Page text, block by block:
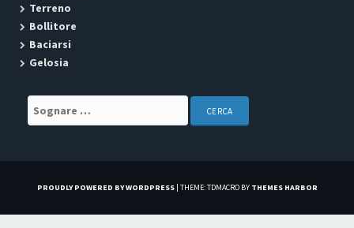
Terreno
Bollitore
Baciarsi
Gelosia
Search for:
PROUDLY POWERED BY WORDPRESS | THEME: TDMACRO BY THEMES HARBOR